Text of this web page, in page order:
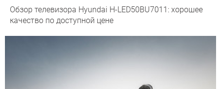
Обзор телевизора Hyundai H-LED50BU7011: хорошее
качество по доступной цене